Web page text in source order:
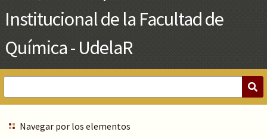
Navegar por los elementos